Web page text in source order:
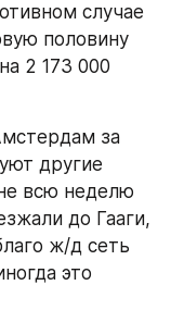
случае
половину
2 173 000
за
другие
всю неделю
до Гааги,
ж/д сеть
это